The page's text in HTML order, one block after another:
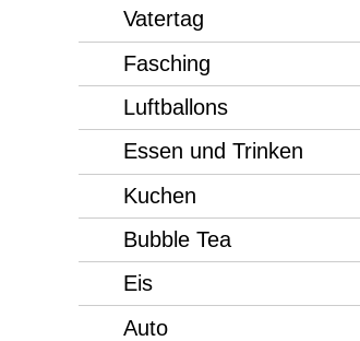
Vatertag
Fasching
Luftballons
Essen und Trinken
Kuchen
Bubble Tea
Eis
Auto